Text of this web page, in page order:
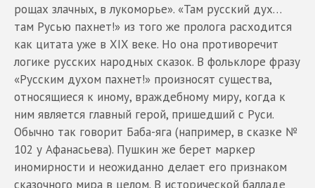
рощах злачных, в лукоморье». «Там русский дух…
там Русью пахнет!» из того же пролога расходится
как цитата уже в XIX веке. Но она противоречит
логике русских народных сказок. В фольклоре фразу
«Русским духом пахнет!» произносят существа,
относящиеся к иному, враждебному миру, когда к
ним является главный герой, пришедший с Руси.
Обычно так говорит Баба-яга (например, в сказке №
102 у Афанасьева). Пушкин же берет маркер
иномирности и неожиданно делает его признаком
сказочного мира в целом. В исторической балладе